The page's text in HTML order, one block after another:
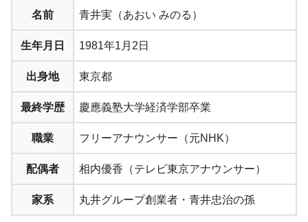
名前 青井実（あおい みのる）
生年月日 1981年1月2日
出身地 東京都
最終学歴 慶應義塾大学経済学部卒業
職業 フリーアナウンサー（元NHK）
配偶者 相内優香（テレビ東京アナウンサー）
家系 丸井グループ創業者・青井忠治の孫